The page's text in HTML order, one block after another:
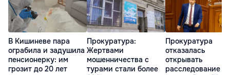
В Кишиневе пара
ограбила и задушила
пенсионерку: им
грозит до 20 лет
Прокуратура:
Жертвами
мошенничества с
турами стали более
Прокуратура
отказалась
открывать
расследование